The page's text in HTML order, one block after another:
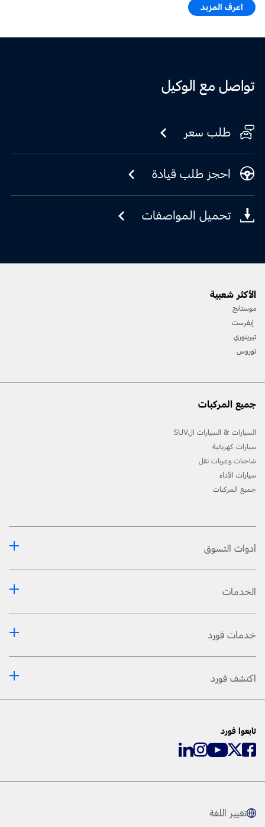
اعرف المزيد
تواصل مع الوكيل
طلب سعر
احجز طلب قيادة
تحميل المواصفات
الأكثر شعبية
موستانج
إيفرست
تيريتوري
توروس
جميع المركبات
السيارات & السيارات الSUV
سيارات كهربائية
شاحنات وعربات نقل
سيارات الأداء
جميع المركبات
أدوات التسوق
الخدمات
خدمات فورد
اكتشف فورد
تابعوا فورد
تغيير اللغة